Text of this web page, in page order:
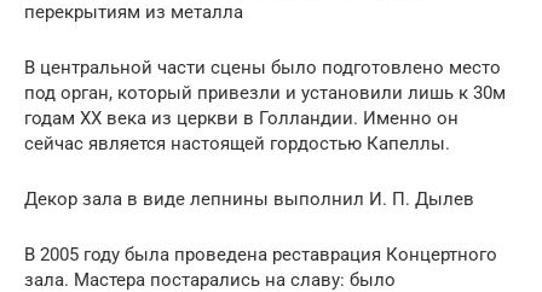
перекрытиям из металла
В центральной части сцены было подготовлено место
под орган, который привезли и установили лишь к 30м
годам ХХ века из церкви в Голландии. Именно он
сейчас является настоящей гордостью Капеллы.
Декор зала в виде лепнины выполнил И. П. Дылев
В 2005 году была проведена реставрация Концертного
зала. Мастера постарались на славу: было